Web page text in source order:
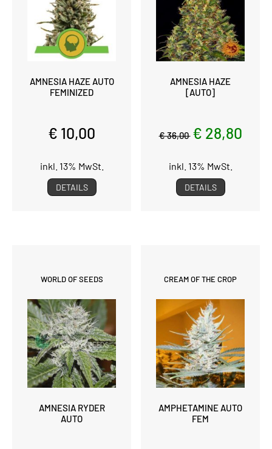
AMNESIA HAZE AUTO
FEMINIZED
€ 10,00
inkl. 13% MwSt.
DETAILS
AMNESIA HAZE
[AUTO]
€ 36,00 € 28,80
inkl. 13% MwSt.
DETAILS
WORLD OF SEEDS
AMNESIA RYDER
AUTO
CREAM OF THE CROP
AMPHETAMINE AUTO
FEM